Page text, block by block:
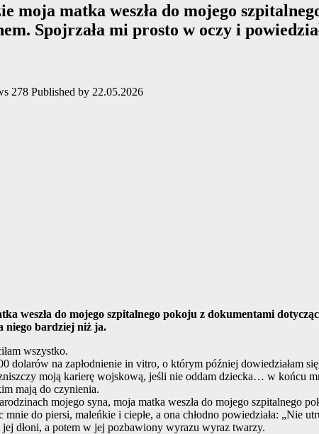
moja matka weszła do mojego
Spojrzała mi prosto w oczy i
278 Published by 22.05.2026
weszła do mojego szpitalnego pokoju z dokumentami
niego bardziej niż ja.
wszystko.
dolarów na zapłodnienie in vitro, o którym później dowiedziałam
moją karierę wojskową, jeśli nie oddam dziecka… w końcu
mają do czynienia.
mojego syna, moja matka weszła do mojego szpitalnego
mnie do piersi, maleńkie i ciepłe, a ona chłodno powiedziała: „Nie
dłoni, a potem w jej pozbawiony wyrazu wyraz twarzy.